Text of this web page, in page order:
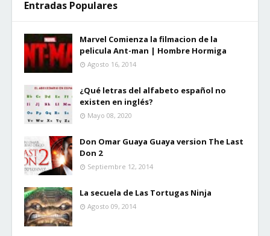
Entradas Populares
Marvel Comienza la filmacion de la
pelicula Ant-man | Hombre Hormiga
Agosto 16, 2014
¿Qué letras del alfabeto español no
existen en inglés?
Mayo 08, 2020
Don Omar Guaya Guaya version The Last
Don 2
Septiembre 12, 2014
La secuela de Las Tortugas Ninja
Agosto 09, 2014